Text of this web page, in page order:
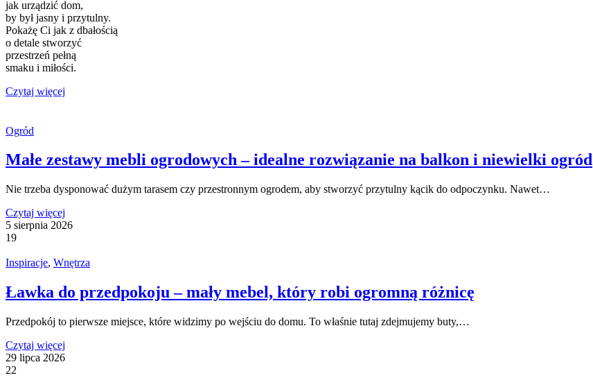
jak urządzić dom,
by był jasny i przytulny.
Pokażę Ci jak z dbałością
o detale stworzyć
przestrzeń pełną
smaku i miłości.
Czytaj więcej
Ogród
Małe zestawy mebli ogrodowych – idealne rozwiązanie na balkon i niewielki ogród
Nie trzeba dysponować dużym tarasem czy przestronnym ogrodem, aby stworzyć przytulny kącik do odpoczynku. Nawet…
Czytaj więcej
5 sierpnia 2026
19
Inspiracje, Wnętrza
Ławka do przedpokoju – mały mebel, który robi ogromną różnicę
Przedpokój to pierwsze miejsce, które widzimy po wejściu do domu. To właśnie tutaj zdejmujemy buty,…
Czytaj więcej
29 lipca 2026
22